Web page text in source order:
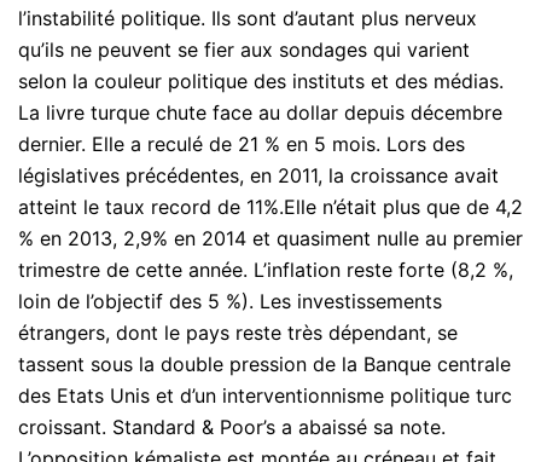
l’instabilité politique. Ils sont d’autant plus nerveux
qu’ils ne peuvent se fier aux sondages qui varient
selon la couleur politique des instituts et des médias.
La livre turque chute face au dollar depuis décembre
dernier. Elle a reculé de 21 % en 5 mois. Lors des
législatives précédentes, en 2011, la croissance avait
atteint le taux record de 11%.Elle n’était plus que de 4,2
% en 2013, 2,9% en 2014 et quasiment nulle au premier
trimestre de cette année. L’inflation reste forte (8,2 %,
loin de l’objectif des 5 %). Les investissements
étrangers, dont le pays reste très dépendant, se
tassent sous la double pression de la Banque centrale
des Etats Unis et d’un interventionnisme politique turc
croissant. Standard & Poor’s a abaissé sa note.